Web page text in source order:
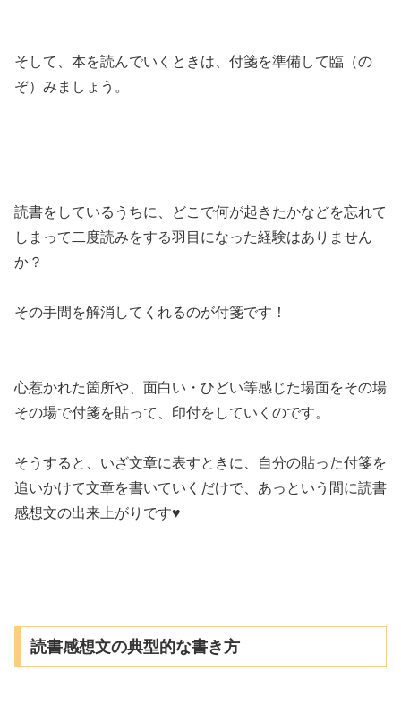
そして、本を読んでいくときは、付箋を準備して臨（の
ぞ）みましょう。
読書をしているうちに、どこで何が起きたかなどを忘れて
しまって二度読みをする羽目になった経験はありません
か？
その手間を解消してくれるのが付箋です！
心惹かれた箇所や、面白い・ひどい等感じた場面をその場
その場で付箋を貼って、印付をしていくのです。
そうすると、いざ文章に表すときに、自分の貼った付箋を
追いかけて文章を書いていくだけで、あっという間に読書
感想文の出来上がりです♥
読書感想文の典型的な書き方